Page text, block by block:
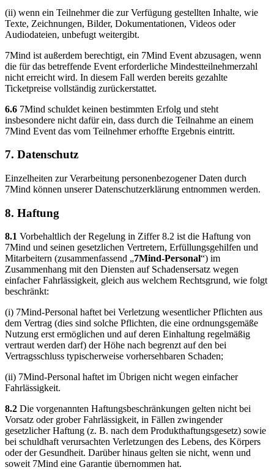
(ii) wenn ein Teilnehmer die zur Verfügung gestellten Inhalte, wie
Texte, Zeichnungen, Bilder, Dokumentationen, Videos oder
Audiodateien, unbefugt weitergibt.
7Mind ist außerdem berechtigt, ein 7Mind Event abzusagen, wenn
die für das betreffende Event erforderliche Mindestteilnehmerzahl
nicht erreicht wird. In diesem Fall werden bereits gezahlte
Ticketpreise vollständig zurückerstattet.
6.6 7Mind schuldet keinen bestimmten Erfolg und steht
insbesondere nicht dafür ein, dass durch die Teilnahme an einem
7Mind Event das vom Teilnehmer erhoffte Ergebnis eintritt.
7. Datenschutz
Einzelheiten zur Verarbeitung personenbezogener Daten durch
7Mind können unserer Datenschutzerklärung entnommen werden.
8. Haftung
8.1 Vorbehaltlich der Regelung in Ziffer 8.2 ist die Haftung von
7Mind und seinen gesetzlichen Vertretern, Erfüllungsgehilfen und
Mitarbeitern (zusammenfassend „7Mind-Personal“) im
Zusammenhang mit den Diensten auf Schadensersatz wegen
einfacher Fahrlässigkeit, gleich aus welchem Rechtsgrund, wie folgt
beschränkt:
(i) 7Mind-Personal haftet bei Verletzung wesentlicher Pflichten aus
dem Vertrag (dies sind solche Pflichten, die eine ordnungsgemäße
Nutzung erst ermöglichen und auf deren Einhaltung regelmäßig
vertraut werden darf) der Höhe nach begrenzt auf den bei
Vertragsschluss typischerweise vorhersehbaren Schaden;
(ii) 7Mind-Personal haftet im Übrigen nicht wegen einfacher
Fahrlässigkeit.
8.2 Die vorgenannten Haftungsbeschränkungen gelten nicht bei
Vorsatz oder grober Fahrlässigkeit, in Fällen zwingender
gesetzlicher Haftung (z. B. nach dem Produkthaftungsgesetz) sowie
bei schuldhaft verursachten Verletzungen des Lebens, des Körpers
oder der Gesundheit. Darüber hinaus gelten sie nicht, wenn und
soweit 7Mind eine Garantie übernommen hat.